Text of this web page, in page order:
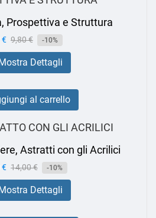
Prospettiva e Struttura
€ Prezzo
base
9,80 € -10%
Mostra Dettagli
al carrello
Astratti con gli Acrilici
€ Prezzo
base
14,00 € -10%
Mostra Dettagli